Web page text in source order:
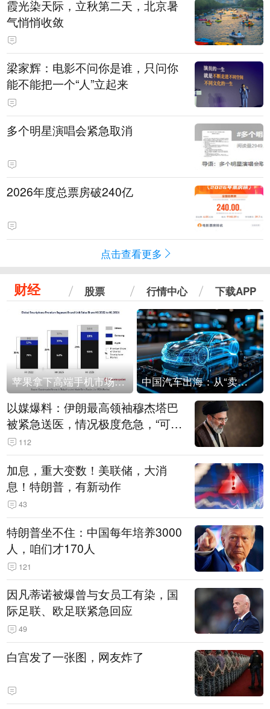
霞光染天际，立秋第二天，北京暑
气悄悄收敛
梁家辉：电影不问你是谁，只问你
能不能把一个“人”立起来
多个明星演唱会紧急取消
2026年度总票房破240亿
点击查看更多
财经 股票 行情中心 下载APP
苹果拿下高端手机市场65%的份额：iPhone 17系列功不可没 中国汽车出海：从“卖出去”到“走进去”
以媒爆料：伊朗最高领袖穆杰塔巴
被紧急送医，情况极度危急，“可能
随时会死去”
112
加息，重大变数！美联储，大消
息！特朗普，有新动作
43
特朗普坐不住：中国每年培养3000
人，咱们才170人
121
因凡蒂诺被爆曾与女员工有染，国
际足联、欧足联紧急回应
49
白宫发了一张图，网友炸了